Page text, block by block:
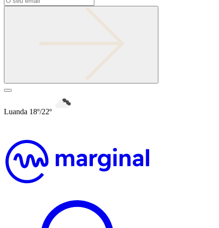
Luanda 18º/22º